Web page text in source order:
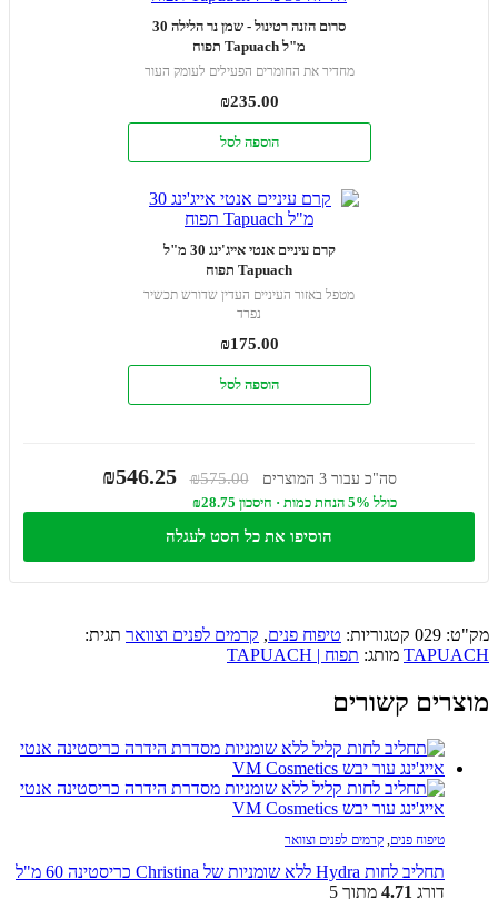
סרום הזנה רטינול - שמן נר הלילה 30
מ"ל Tapuach תפוח
מחדיר את החומרים הפעילים לעומק העור
₪235.00
הוספה לסל
קרם עיניים אנטי אייג'ינג 30 מ"ל
Tapuach תפוח
מטפל באזור העיניים העדין שדורש תכשיר
נפרד
₪175.00
הוספה לסל
סה"כ עבור 3 המוצרים ₪575.00
₪546.25
כולל 5% הנחת כמות · חיסכון ₪28.75
הוסיפו את כל הסט לעגלה
מק"ט: 029 קטגוריות: טיפוח פנים, קרמים לפנים וצוואר תגית:
TAPUACH מותג: תפוח | TAPUACH
מוצרים קשורים
טיפוח פנים, קרמים לפנים וצוואר
תחליב לחות Hydra ללא שומניות של Christina כריסטינה 60 מ"ל
דורג 4.71 מתוך 5